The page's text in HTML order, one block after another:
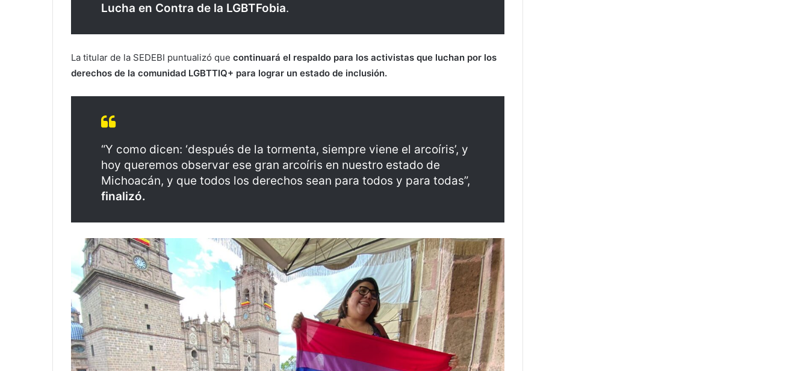
Lucha en Contra de la LGBTFobia.
La titular de la SEDEBI puntualizó que continuará el respaldo para los activistas que luchan por los
derechos de la comunidad LGBTTIQ+ para lograr un estado de inclusión.
“Y como dicen: ‘después de la tormenta, siempre viene el arcoíris’, y
hoy queremos observar ese gran arcoíris en nuestro estado de
Michoacán, y que todos los derechos sean para todos y para todas”,
finalizó.